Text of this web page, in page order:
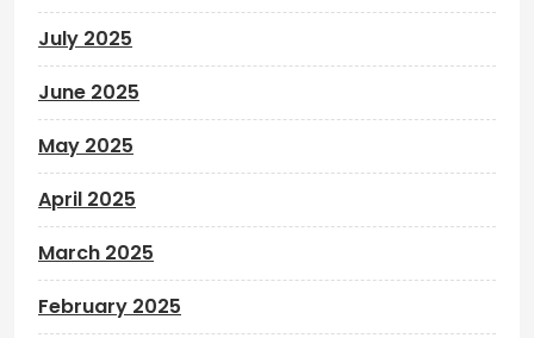
July 2025
June 2025
May 2025
April 2025
March 2025
February 2025